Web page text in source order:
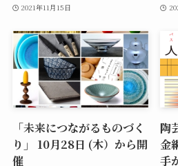
2021年11月15日
「未来につながるものづく
り」 10月28日 (木）から開
催
陶
金
手